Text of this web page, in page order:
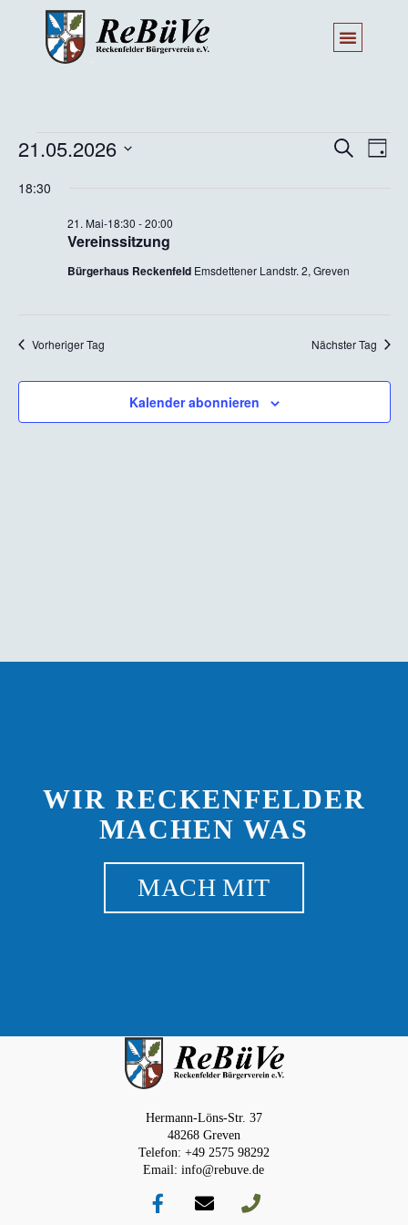
SucheTag
21.05.2026
wählen.
18:30
Vereinssitzung
21. Mai-18:30 -20:00
Bürgerhaus Reckenfeld Emsdettener Landstr. 2, Greven
Vorheriger Tag Nächster Tag
Kalender abonnieren
WIR RECKENFELDER
MACHEN WAS
MACH MIT
Hermann-Löns-Str. 37
48268 Greven
Telefon: +49 2575 98292
Email: info@rebuve.de